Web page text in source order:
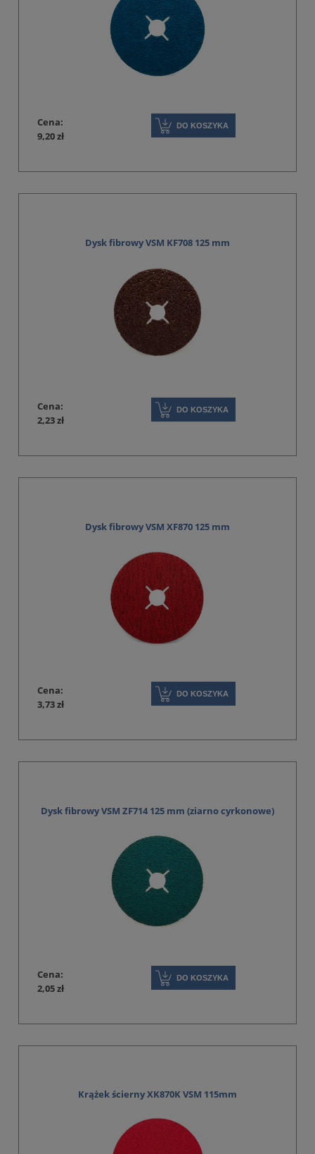
Cena:
9,20 zł
DO KOSZYKA
Dysk fibrowy VSM KF708 125 mm
Cena:
2,23 zł
DO KOSZYKA
Dysk fibrowy VSM XF870 125 mm
Cena:
3,73 zł
DO KOSZYKA
Dysk fibrowy VSM ZF714 125 mm (ziarno cyrkonowe)
Cena:
2,05 zł
DO KOSZYKA
Krążek ścierny XK870K VSM 115mm